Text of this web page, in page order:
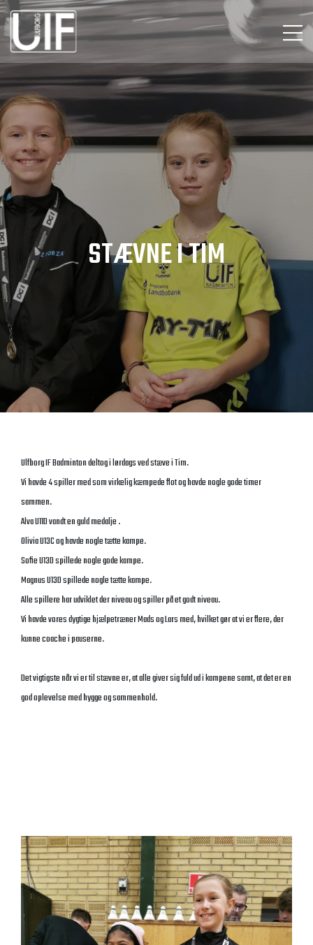
STÆVNE I TIM
Ulfborg IF Badminton deltog i lørdags ved stæve i Tim.
Vi havde 4 spiller med som virkelig kæmpede flot og havde nogle gode timer
sammen.
Alva U11D vandt en guld medalje .
Olivia U13C og havde nogle tætte kampe.
Sofie U13D spillede nogle gode kampe.
Magnus U13D spillede nogle tætte kampe.
Alle spillere har udviklet der niveau og spiller på et godt niveau.
Vi havde vores dygtige hjælpetræner Mads og Lars med, hvilket gør at vi er flere, der
kunne coache i pauserne.
Det vigtigste når vi er til stævne er, at alle giver sig fuld ud i kampene samt, at det er en
god oplevelse med hygge og sammenhold.